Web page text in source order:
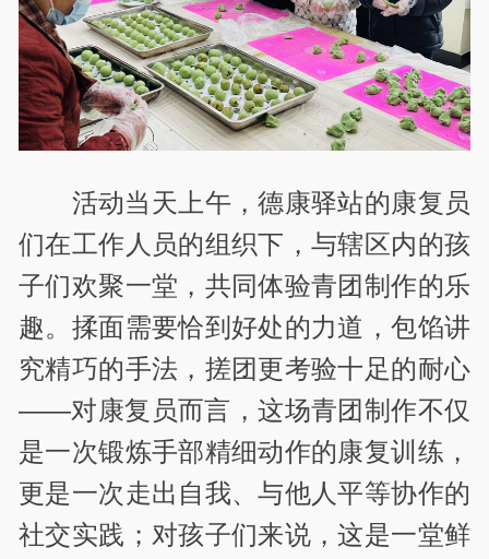
活动当天上午，德康驿站的康复员
们在工作人员的组织下，与辖区内的孩
子们欢聚一堂，共同体验青团制作的乐
趣。揉面需要恰到好处的力道，包馅讲
究精巧的手法，搓团更考验十足的耐心
——对康复员而言，这场青团制作不仅
是一次锻炼手部精细动作的康复训练，
更是一次走出自我、与他人平等协作的
社交实践；对孩子们来说，这是一堂鲜